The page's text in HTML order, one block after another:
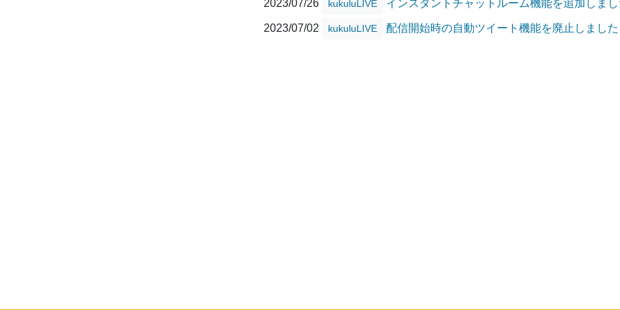
2023/07/26 kukuluLIVE インスタントチャットルーム機能を追加しま
2023/07/02 kukuluLIVE 配信開始時の自動ツイート機能を廃止しました